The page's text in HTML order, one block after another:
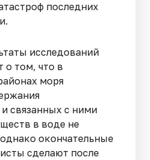
последних
исследований
о том, что в
моря
связанных с ними
в воде не
окончательные
сделают после